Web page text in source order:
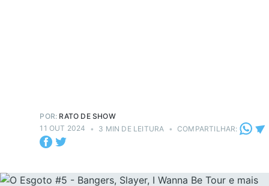
POR: RATO DE SHOW
11 OUT 2024
• 3 MIN DE LEITURA • COMPARTILHAR: